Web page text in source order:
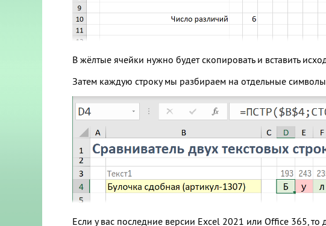
В жёлтые ячейки нужно будет скопировать и вставить
Затем каждую строку мы разбираем на отдельные
Если у вас последние версии Excel 2021 или Office 365,